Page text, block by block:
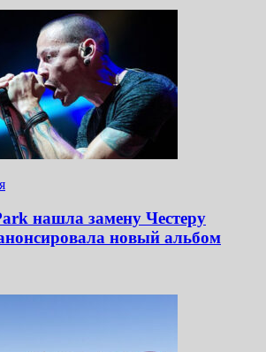
нашла замену Честеру
новый альбом